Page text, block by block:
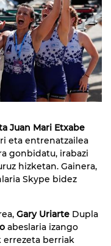
Juan Mari Etxabe
eta entrenatzailea
gonbidatu, irabazi
hizketan. Gainera,
Skype bidez
Gary Uriarte Dupla
abeslaria izango
errezeta berriak